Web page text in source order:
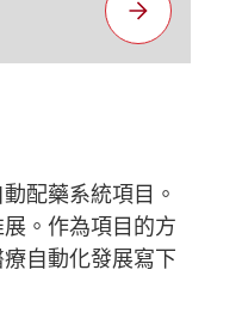
配藥系統項目。
。作為項目的方
自動化發展寫下